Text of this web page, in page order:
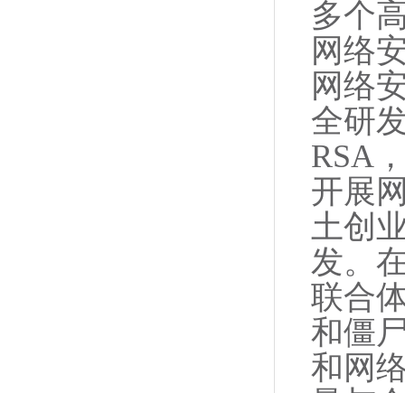
多个
网络
网络
全研
RSA
开展
土创
发。
联合
和僵
和网